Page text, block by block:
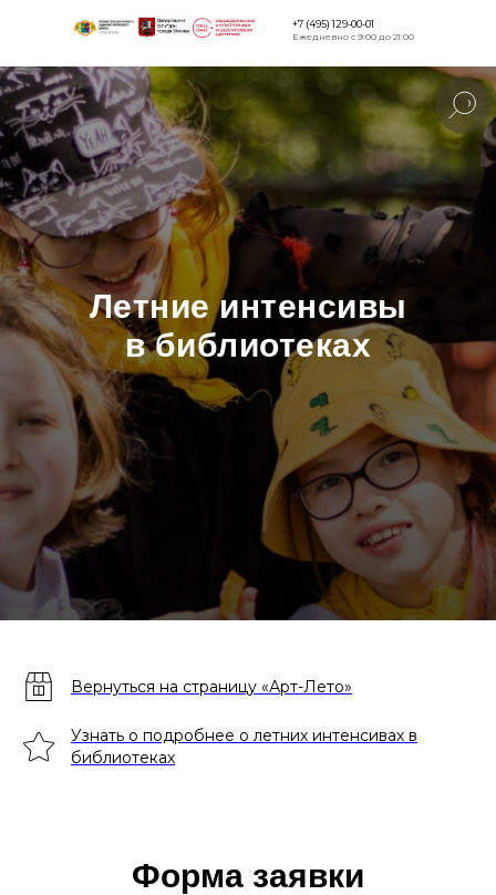
Версия для
+7 (495) 129-00-01
Ежедневно с 9:00 до 21:00
Летние интенсивы
в библиотеках
Вернуться на страницу «Арт-Лето»
Узнать о подробнее о летних интенсивах в
библиотеках
Форма заявки